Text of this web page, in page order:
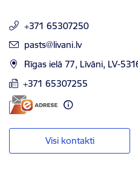
+371 65307250
E-pasts:
pasts@livani.lv
Rīgas ielā 77, Līvāni, LV-
+371 65307255
Visi kontakti